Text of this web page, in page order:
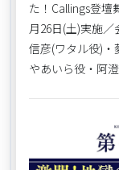
た！Callings登壇
月26日(土)実施／
信彦(ワタル役)
やあいら役・阿